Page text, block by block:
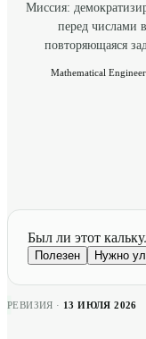
Миссия:
перед числами
повторяющаяся
Mathematical
Был ли этот
Полезен Нужно
РЕВИЗИЯ · 13 ИЮЛЯ 2026